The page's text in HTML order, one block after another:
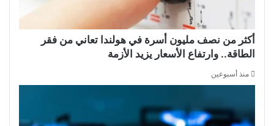
أكثر من نصف مليون أسرة في هولندا تعاني من فقر
الطاقة.. وارتفاع الأسعار يزيد الأزمة
منذ أسبوعين